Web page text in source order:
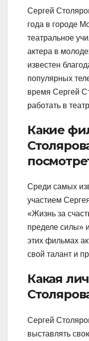
Сергей
года в городе
театральное
актера в
известен
популярных
время Сергей
работать в
Какие
Среди самых
участием
«Жизнь за
пределе силы»
этих фильмах
свой талант и
Какая
Сергей
выставлять